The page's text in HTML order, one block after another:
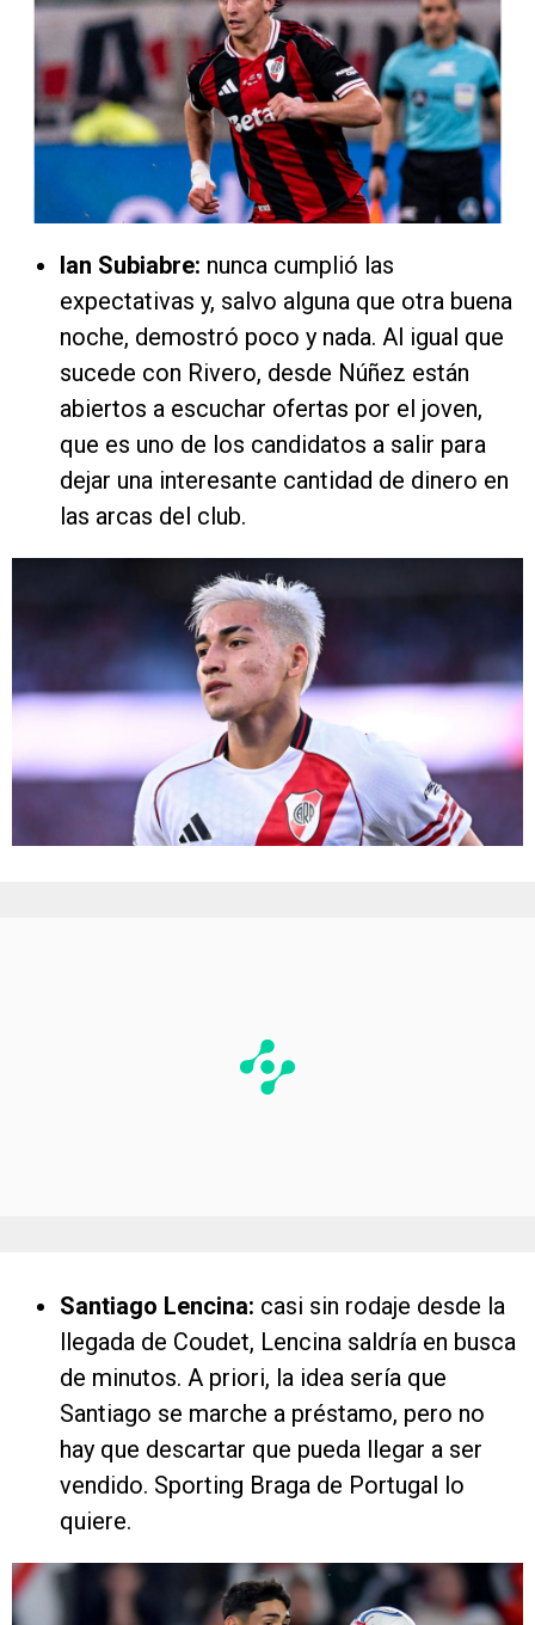
Ian Subiabre: nunca cumplió las
expectativas y, salvo alguna que otra buena
noche, demostró poco y nada. Al igual que
sucede con Rivero, desde Núñez están
abiertos a escuchar ofertas por el joven,
que es uno de los candidatos a salir para
dejar una interesante cantidad de dinero en
las arcas del club.
Santiago Lencina: casi sin rodaje desde la
llegada de Coudet, Lencina saldría en busca
de minutos. A priori, la idea sería que
Santiago se marche a préstamo, pero no
hay que descartar que pueda llegar a ser
vendido. Sporting Braga de Portugal lo
quiere.